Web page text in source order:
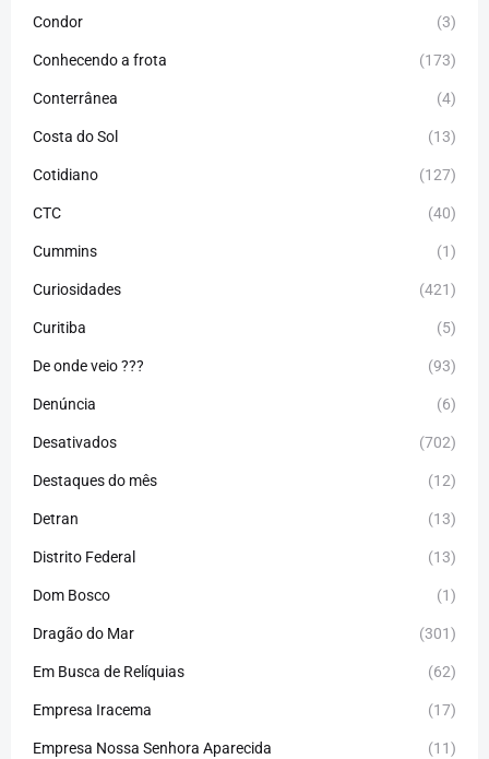
Condor (3)
Conhecendo a frota (173)
Conterrânea (4)
Costa do Sol (13)
Cotidiano (127)
CTC (40)
Cummins (1)
Curiosidades (421)
Curitiba (5)
De onde veio ??? (93)
Denúncia (6)
Desativados (702)
Destaques do mês (12)
Detran (13)
Distrito Federal (13)
Dom Bosco (1)
Dragão do Mar (301)
Em Busca de Relíquias (62)
Empresa Iracema (17)
Empresa Nossa Senhora Aparecida (11)